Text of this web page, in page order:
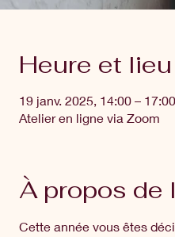
Heure et lieu
19 janv. 2025, 14:00 –
Atelier en ligne via Zoom
À propos de
Cette année vous êtes